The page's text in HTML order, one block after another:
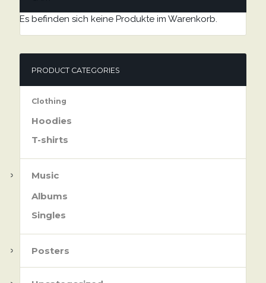
Es befinden sich keine Produkte im Warenkorb.
PRODUCT CATEGORIES
Clothing
Hoodies
T-shirts
Music
Albums
Singles
Posters